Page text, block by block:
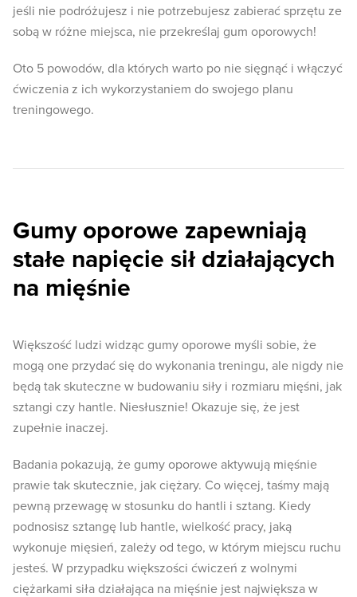
jeśli nie podróżujesz i nie potrzebujesz zabierać sprzętu ze
sobą w różne miejsca, nie przekreślaj gum oporowych!
Oto 5 powodów, dla których warto po nie sięgnąć i włączyć
ćwiczenia z ich wykorzystaniem do swojego planu
treningowego.
Gumy oporowe zapewniają
stałe napięcie sił działających
na mięśnie
Większość ludzi widząc gumy oporowe myśli sobie, że
mogą one przydać się do wykonania treningu, ale nigdy nie
będą tak skuteczne w budowaniu siły i rozmiaru mięśni, jak
sztangi czy hantle. Niesłusznie! Okazuje się, że jest
zupełnie inaczej.
Badania pokazują, że gumy oporowe aktywują mięśnie
prawie tak skutecznie, jak ciężary. Co więcej, taśmy mają
pewną przewagę w stosunku do hantli i sztang. Kiedy
podnosisz sztangę lub hantle, wielkość pracy, jaką
wykonuje mięsień, zależy od tego, w którym miejscu ruchu
jesteś. W przypadku większości ćwiczeń z wolnymi
ciężarkami siła działająca na mięśnie jest największa w